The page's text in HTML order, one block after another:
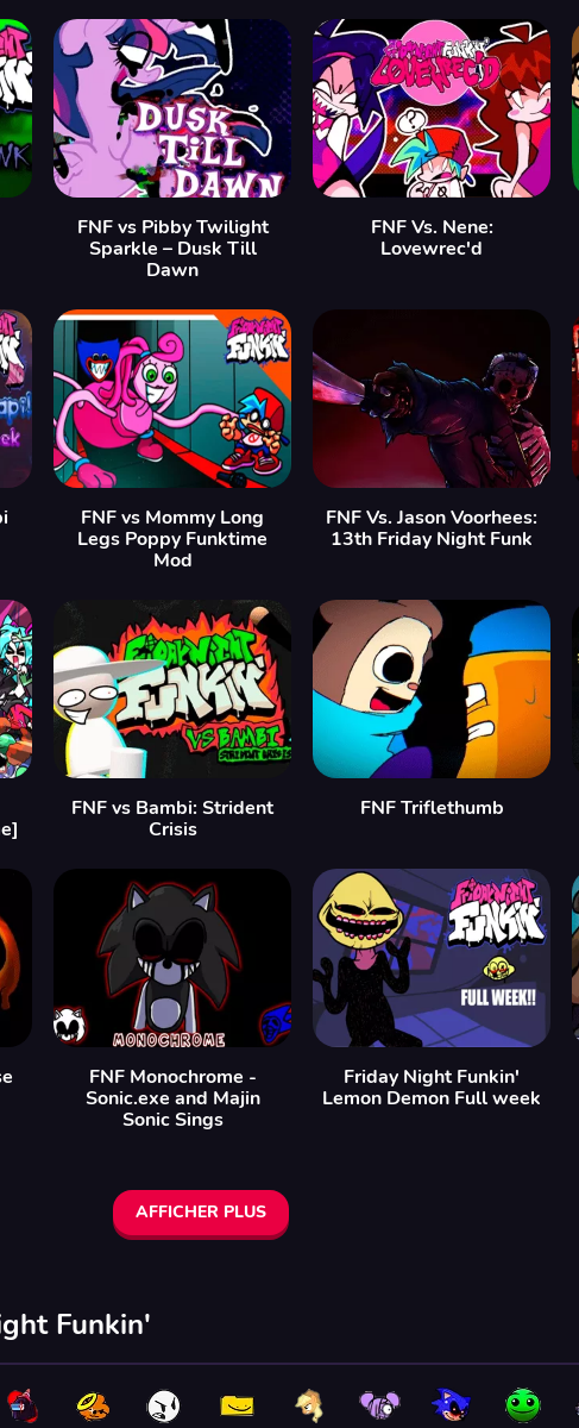
FNF vs Pibby Twilight
Sparkle – Dusk Till
Dawn
FNF Vs. Nene:
Lovewrec'd
FNF vs Mommy Long
Legs Poppy Funktime
Mod
FNF Vs. Jason Voorhees:
13th Friday Night Funk
FNF vs Bambi: Strident
Crisis
FNF Triflethumb
FNF Monochrome -
Sonic.exe and Majin
Sonic Sings
Friday Night Funkin'
Lemon Demon Full week
AFFICHER PLUS
Funkin'